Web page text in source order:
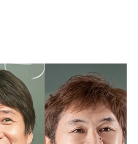
山口県
福岡県 熊本県 長崎県